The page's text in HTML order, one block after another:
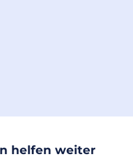
helfen weiter